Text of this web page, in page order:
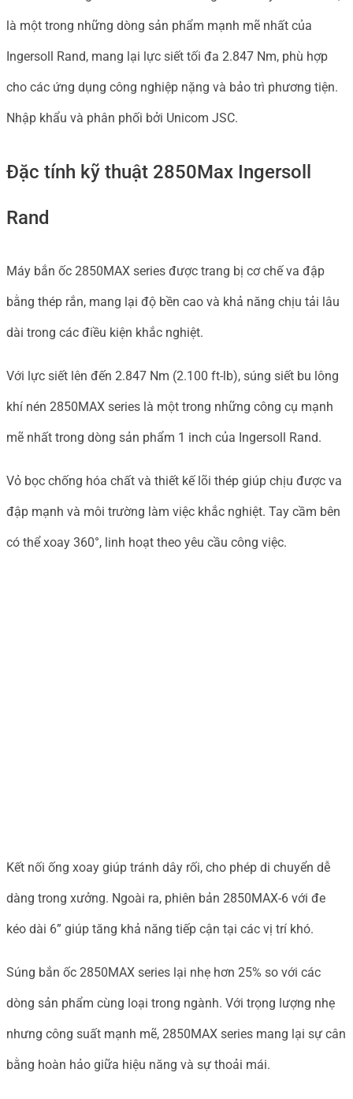
số
lượng
là một trong những dòng sản phẩm mạnh mẽ nhất của
Ingersoll Rand, mang lại lực siết tối đa 2.847 Nm, phù hợp
cho các ứng dụng công nghiệp nặng và bảo trì phương tiện.
Nhập khẩu và phân phối bởi Unicom JSC.
Đặc tính kỹ thuật 2850Max Ingersoll
Rand
Máy bắn ốc 2850MAX series được trang bị cơ chế va đập
bằng thép rắn, mang lại độ bền cao và khả năng chịu tải lâu
dài trong các điều kiện khắc nghiệt.
Với lực siết lên đến 2.847 Nm (2.100 ft-lb), súng siết bu lông
khí nén 2850MAX series là một trong những công cụ mạnh
mẽ nhất trong dòng sản phẩm 1 inch của Ingersoll Rand.
Vỏ bọc chống hóa chất và thiết kế lõi thép giúp chịu được va
đập mạnh và môi trường làm việc khắc nghiệt. Tay cầm bên
có thể xoay 360°, linh hoạt theo yêu cầu công việc.
Kết nối ống xoay giúp tránh dây rối, cho phép di chuyển dễ
dàng trong xưởng. Ngoài ra, phiên bản 2850MAX-6 với đe
kéo dài 6” giúp tăng khả năng tiếp cận tại các vị trí khó.
Súng bắn ốc 2850MAX series lại nhẹ hơn 25% so với các
dòng sản phẩm cùng loại trong ngành. Với trọng lượng nhẹ
nhưng công suất mạnh mẽ, 2850MAX series mang lại sự cân
bằng hoàn hảo giữa hiệu năng và sự thoải mái.